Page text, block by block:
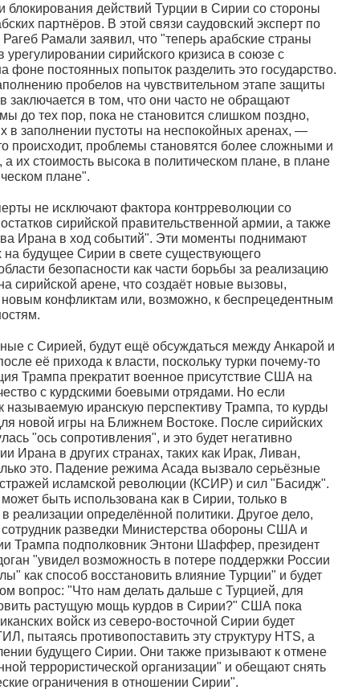
блокирования действий Турции в Сирии со стороны
партнёров. В этой связи саудовский эксперт по
Рамали заявил, что "теперь арабские страны
урегулировании сирийского кризиса в союзе с
фоне постоянных попыток разделить это государство.
пробелов на чувствительном этапе защиты
в том, что они часто не обращают
до тех пор, пока не становится слишком поздно,
в заполнении пустоты на неспокойных аренах, —
происходит, проблемы становятся более сложными и
их стоимость высока в политическом плане, в плане
плане".
не исключают фактора контрреволюции со
сирийской правительственной армии, а также
Ирана в ход событий". Эти моменты поднимают
на будущее Сирии в свете существующего
безопасности как части борьбы за реализацию
сирийской арене, что создаёт новые вызовы,
новым конфликтам или, возможно, к беспрецедентным
с Сирией, будут ещё обсуждаться между Анкарой и
её прихода к власти, поскольку турки почему-то
Трампа прекратит военное присутствие США на
с курдскими боевыми отрядами. Но если
называемую иранскую перспективу Трампа, то курды
новой игры на Ближнем Востоке. После сирийских
"ось сопротивления", и это будет негативно
Ирана в других странах, таких как Ирак, Ливан,
это. Падение режима Асада вызвало серьёзные
исламской революции (КСИР) и сил "Басидж".
быть использована как в Сирии, только в
реализации определённой политики. Другое дело,
разведки Министерства обороны США и
Трампа подполковник Энтони Шаффер, президент
"увидел возможность в потере поддержки России
как способ восстановить влияние Турции" и будет
вопрос: "Что нам делать дальше с Турцией, для
растущую мощь курдов в Сирии?" США пока
войск из северо-восточной Сирии будет
пытаясь противопоставить эту структуру HTS, а
будущего Сирии. Они также призывают к отмене
террористической организации" и обещают снять
ограничения в отношении Сирии".